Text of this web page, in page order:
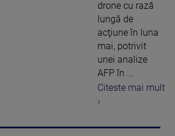
drone cu rază
lungă de
acţiune în luna
mai, potrivit
unei analize
AFP în ...
Citeste mai mult
›